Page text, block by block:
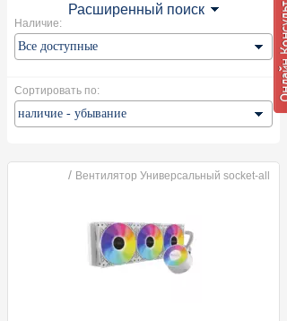
Расширенный поиск
Наличие:
Сортировать по:
/ Вентилятор Универсальный socket-all